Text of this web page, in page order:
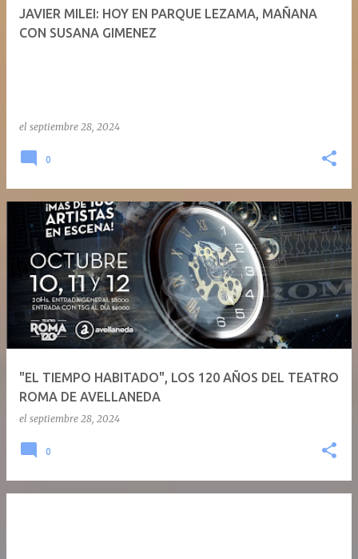
JAVIER MILEI: HOY EN PARQUE LEZAMA, MAÑANA
CON SUSANA GIMENEZ
el septiembre 28, 2024
0
"EL TIEMPO HABITADO", LOS 120 AÑOS DEL TEATRO
ROMA DE AVELLANEDA
el septiembre 28, 2024
0